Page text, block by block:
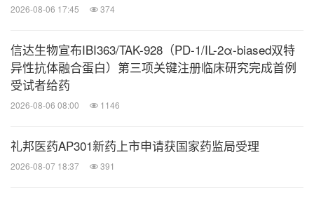
2026-08-06 17:45 374
信达生物宣布IBI363/TAK-928（PD-1/IL-2α-biased双特
异性抗体融合蛋白）第三项关键注册临床研究完成首例
受试者给药
2026-08-06 08:00 1146
礼邦医药AP301新药上市申请获国家药监局受理
2026-08-07 18:37 391